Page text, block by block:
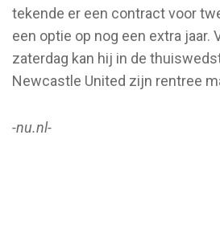
tekende er een contract voor
een optie op nog een extra jaar.
zaterdag kan hij in de
Newcastle United zijn rentree
-nu.nl-